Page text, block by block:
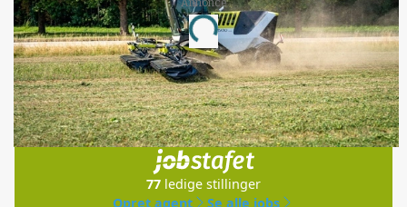
Loading...
Jobs
i samarbejde med
77 ledige stillinger
Opret agent
Se alle jobs